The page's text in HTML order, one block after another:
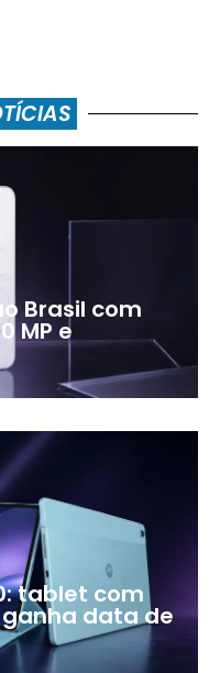
Brasil com
MP e
tablet com
data de